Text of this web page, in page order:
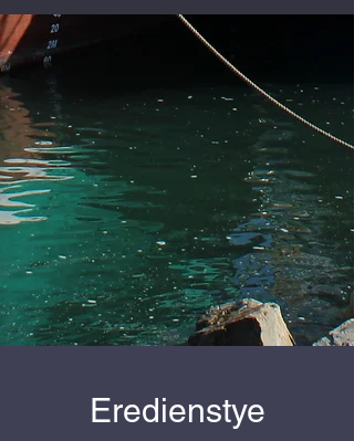
Eredienstye